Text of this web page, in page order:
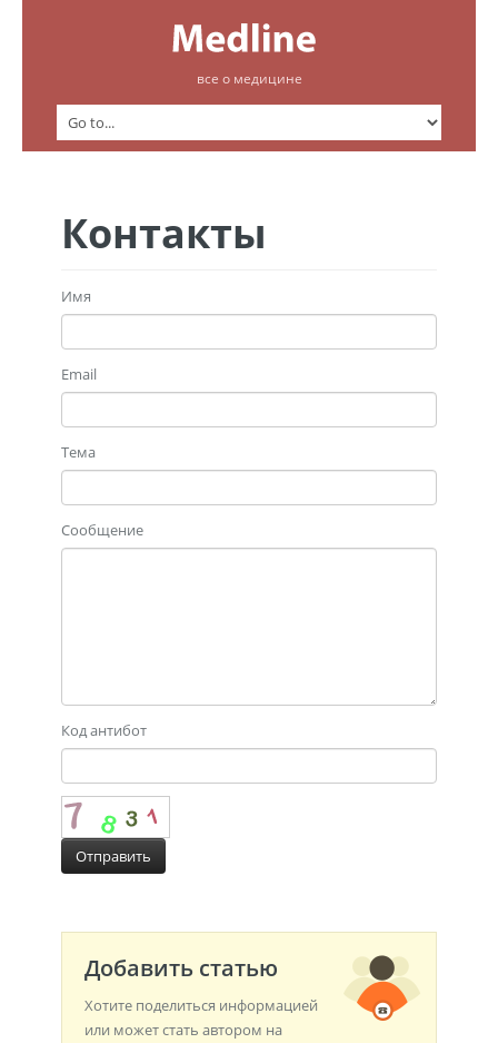
все о медицине
Контакты
Имя
Email
Тема
Сообщение
Код антибот
Добавить статью
Хотите поделиться информацией
или может стать автором на